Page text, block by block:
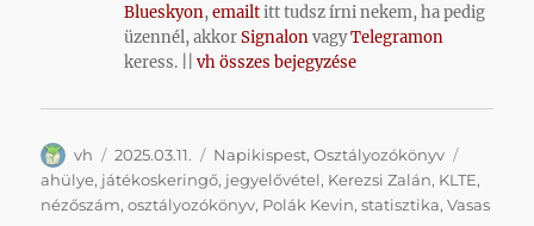
Blueskyon,emailtitt tudsz írni nekem, ha pedig
üzennél, akkorSignalonvagyTelegramon
keress. ||vh összes bejegyzése
Szerző
vh Közzétéve
2025.03.11. Kategória
Napikispest,Osztályozókönyv
ahülye, játékoskeringő, jegyelővétel, Kerezsi Zalán, KLTE,
nézőszám,osztályozókönyv, Polák Kevin,statisztika,Vasas